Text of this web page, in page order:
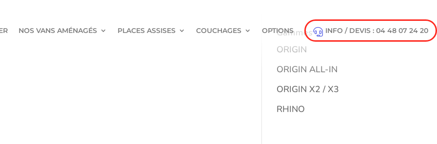
NOS VANS AMÉNAGÉS PLACES ASSISES COUCHAGES OPTIONS INFO / DEVIS : 04 48 07 24 20
Gammes
ORIGIN
ORIGIN ALL-IN
ORIGIN X2 / X3
RHINO